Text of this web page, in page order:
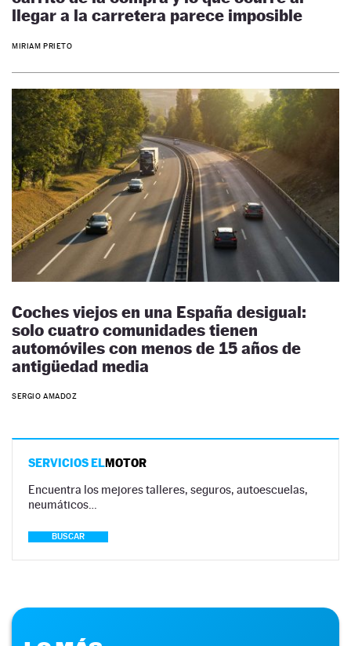
llegar a la carretera parece imposible
MIRIAM PRIETO
Coches viejos en una España desigual:
solo cuatro comunidades tienen
automóviles con menos de 15 años de
antigüedad media
SERGIO AMADOZ
SERVICIOS ELMOTOR
Encuentra los mejores talleres, seguros, autoescuelas,
neumáticos…
BUSCAR